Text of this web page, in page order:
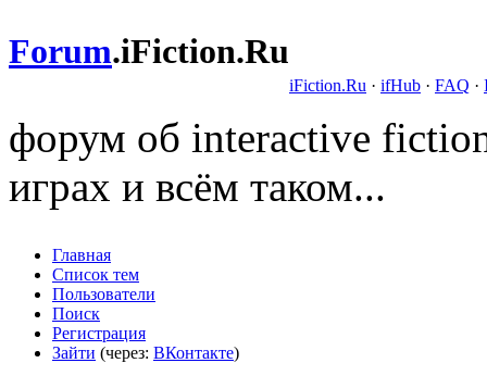
Forum.iFiction.Ru
iFiction.Ru · ifHub · FAQ ·
форум об interactive
играх и всём таком...
Главная
Список тем
Пользователи
Поиск
Регистрация
Зайти (через: ВКонтакте)